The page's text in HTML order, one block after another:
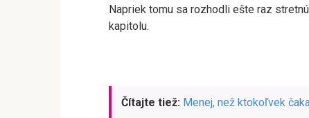
Napriek tomu sa rozhodli ešte raz
kapitolu.
Čítajte tiež: Menej, než ktokoľvek